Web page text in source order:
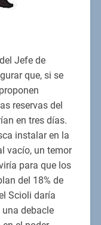
Jefe de
que, si se
reservas del
en tres días.
instalar en la
vacío, un temor
para que los
del 18% de
Scioli daría
debacle